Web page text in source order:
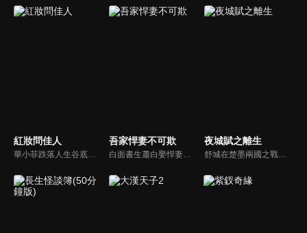
紅妝問佳人 吾家悍妻不可欺
白面書生蕭白娶悍妻徐三娘，誰知她是失憶女將軍，他是隱姓世子爺。假夫妻變真戰友，組百姓軍抗倭寇，鬥權宦，夫妻聯手揭陰謀，救孤寡，在亂世中為百姓打下一座俠義之城。
夜城賦之離生
舒城在楚墨兩國之戰中落敗，並成為了墨國五皇女莫茴的魂器。失去自我意識的舒城跟隨姐姐莫茹回到墨國，面對失而復得的妹妹，莫茹欣喜又憂慮。為了保護親人和國家她棄醫從戎，甚至為了保護莫茴不惜被砍掉一條手臂，然而這一切都阻擋不了局勢的動盪不安...